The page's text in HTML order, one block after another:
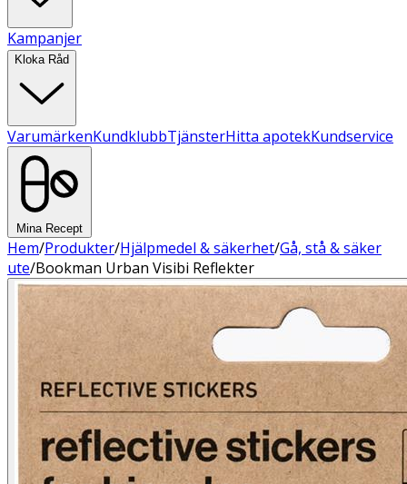
Kampanjer
Kloka Råd
VarumärkenKundklubbTjänsterHitta apotekKundservice
Mina Recept
Hem/Produkter/Hjälpmedel & säkerhet/Gå, stå & säker
ute/Bookman Urban Visibi Reflekter